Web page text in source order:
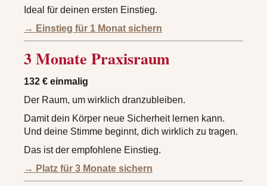
Ideal für deinen ersten Einstieg.
→ Einstieg für 1 Monat sichern
3 Monate Praxisraum
132 € einmalig
Der Raum, um wirklich dranzubleiben.
Damit dein Körper neue Sicherheit lernen kann.
Und deine Stimme beginnt, dich wirklich zu tragen.
Das ist der empfohlene Einstieg.
→ Platz für 3 Monate sichern